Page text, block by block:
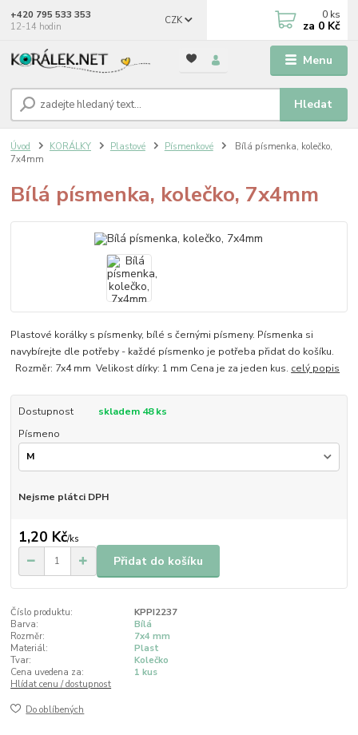
Menu
CZK
Hledat
+420 795 533 353
12-14 hodin
0 ks
za 0 Kč
Úvod KORÁLKY Plastové Písmenkové
Bílá písmenka, kolečko,
7x4mm
Bílá písmenka, kolečko, 7x4mm
Plastové korálky s písmenky, bílé s černými písmeny. Písmenka si
navybírejte dle potřeby - každé písmenko je potřeba přidat do košíku.
Rozměr: 7x4 mm Velikost dírky: 1 mm Cena je za jeden kus. celý popis
Dostupnost
skladem 48 ks
Písmeno
Nejsme plátci DPH
1,20 Kč/ks
Přidat do košíku
Číslo produktu:
KPPI2237
Barva:
Bílá
Rozměr:
7x4 mm
Materiál:
Plast
Tvar:
Kolečko
Cena uvedena za:
1 kus
Hlídat cenu / dostupnost
Do oblíbených